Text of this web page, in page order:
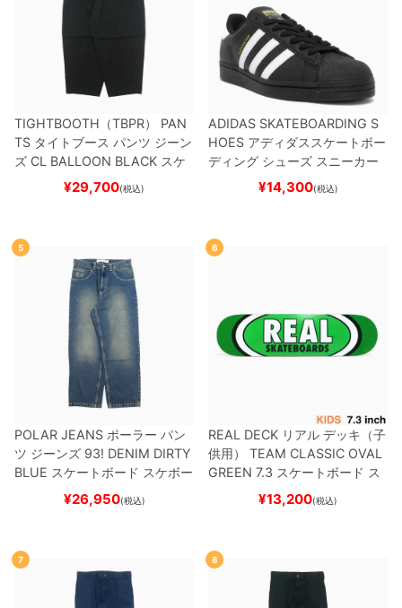
TIGHTBOOTH（TBPR） PAN
TS タイトブース パンツ ジーン
ズ CL BALLOON BLACK スケ
ートボード スケボー
¥29,700(税込)
ADIDAS SKATEBOARDING S
HOES アディダススケートボー
ディング シューズ スニーカー
スーパースターSUPERSTAR A
BLACK/WHITE/WHITE
ー
¥14,300(税込)
5
POLAR JEANS ポーラー パン
ツ ジーンズ 93! DENIM DIRTY
BLUE スケートボード スケボー
¥26,950(税込)
6
REAL DECK リアル デッキ（子
供用）
TEAM CLASSIC OVAL
GREEN 7.3 スケートボード ス
¥13,200(税込)
7 8